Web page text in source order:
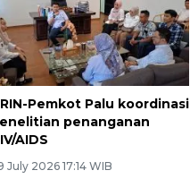
Pemkot Palu koordinasi
penanganan
AIDS
July 2026 17:14 WIB
SIM Baru
Polresta Palu
WIB